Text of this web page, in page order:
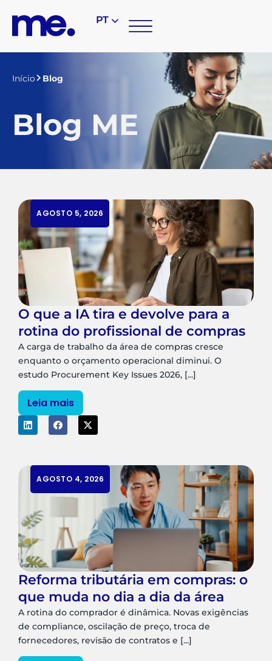
PT
Início Blog
Blog ME
AGOSTO 5, 2026
O que a IA tira e devolve para a
rotina do profissional de compras
A carga de trabalho da área de compras cresce
enquanto o orçamento operacional diminui. O
estudo Procurement Key Issues 2026, [...]
Leia mais
AGOSTO 4, 2026
Reforma tributária em compras: o
que muda no dia a dia da área
A rotina do comprador é dinâmica. Novas exigências
de compliance, oscilação de preço, troca de
fornecedores, revisão de contratos e [...]